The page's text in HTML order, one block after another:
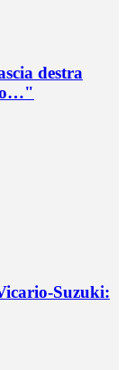
destra
Suzuki: